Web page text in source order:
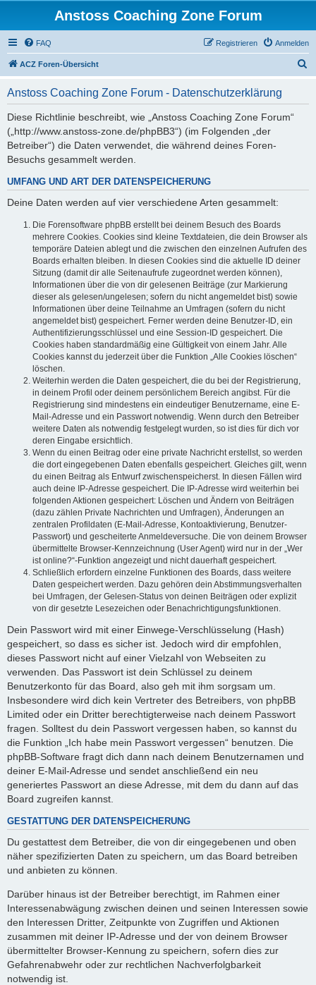
Anstoss Coaching Zone Forum
FAQ Anmelden
Registrieren
ACZ Foren-Übersicht
Anstoss Coaching Zone Forum - Datenschutzerklärung
Diese Richtlinie beschreibt, wie „Anstoss Coaching Zone Forum“
(„http://www.anstoss-zone.de/phpBB3“) (im Folgenden „der
Betreiber“) die Daten verwendet, die während deines Foren-
Besuchs gesammelt werden.
UMFANG UND ART DER DATENSPEICHERUNG
Deine Daten werden auf vier verschiedene Arten gesammelt:
Die Forensoftware phpBB erstellt bei deinem Besuch des Boards
mehrere Cookies. Cookies sind kleine Textdateien, die dein Browser als
temporäre Dateien ablegt und die zwischen den einzelnen Aufrufen des
Boards erhalten bleiben. In diesen Cookies sind die aktuelle ID deiner
Sitzung (damit dir alle Seitenaufrufe zugeordnet werden können),
Informationen über die von dir gelesenen Beiträge (zur Markierung
dieser als gelesen/ungelesen; sofern du nicht angemeldet bist) sowie
Informationen über deine Teilnahme an Umfragen (sofern du nicht
angemeldet bist) gespeichert. Ferner werden deine Benutzer-ID, ein
Authentifizierungsschlüssel und eine Session-ID gespeichert. Die
Cookies haben standardmäßig eine Gültigkeit von einem Jahr. Alle
Cookies kannst du jederzeit über die Funktion „Alle Cookies löschen“
löschen.
Weiterhin werden die Daten gespeichert, die du bei der Registrierung,
in deinem Profil oder deinem persönlichem Bereich angibst. Für die
Registrierung sind mindestens ein eindeutiger Benutzername, eine E-
Mail-Adresse und ein Passwort notwendig. Wenn durch den Betreiber
weitere Daten als notwendig festgelegt wurden, so ist dies für dich vor
deren Eingabe ersichtlich.
Wenn du einen Beitrag oder eine private Nachricht erstellst, so werden
die dort eingegebenen Daten ebenfalls gespeichert. Gleiches gilt, wenn
du einen Beitrag als Entwurf zwischenspeicherst. In diesen Fällen wird
auch deine IP-Adresse gespeichert. Die IP-Adresse wird weiterhin bei
folgenden Aktionen gespeichert: Löschen und Ändern von Beiträgen
(dazu zählen Private Nachrichten und Umfragen), Änderungen an
zentralen Profildaten (E-Mail-Adresse, Kontoaktivierung, Benutzer-
Passwort) und gescheiterte Anmeldeversuche. Die von deinem Browser
übermittelte Browser-Kennzeichnung (User Agent) wird nur in der „Wer
ist online?“-Funktion angezeigt und nicht dauerhaft gespeichert.
Schließlich erfordern einzelne Funktionen des Boards, dass weitere
Daten gespeichert werden. Dazu gehören dein Abstimmungsverhalten
bei Umfragen, der Gelesen-Status von deinen Beiträgen oder explizit
von dir gesetzte Lesezeichen oder Benachrichtigungsfunktionen.
Dein Passwort wird mit einer Einwege-Verschlüsselung (Hash)
gespeichert, so dass es sicher ist. Jedoch wird dir empfohlen,
dieses Passwort nicht auf einer Vielzahl von Webseiten zu
verwenden. Das Passwort ist dein Schlüssel zu deinem
Benutzerkonto für das Board, also geh mit ihm sorgsam um.
Insbesondere wird dich kein Vertreter des Betreibers, von phpBB
Limited oder ein Dritter berechtigterweise nach deinem Passwort
fragen. Solltest du dein Passwort vergessen haben, so kannst du
die Funktion „Ich habe mein Passwort vergessen“ benutzen. Die
phpBB-Software fragt dich dann nach deinem Benutzernamen und
deiner E-Mail-Adresse und sendet anschließend ein neu
generiertes Passwort an diese Adresse, mit dem du dann auf das
Board zugreifen kannst.
GESTATTUNG DER DATENSPEICHERUNG
Du gestattest dem Betreiber, die von dir eingegebenen und oben
näher spezifizierten Daten zu speichern, um das Board betreiben
und anbieten zu können.
Darüber hinaus ist der Betreiber berechtigt, im Rahmen einer
Interessenabwägung zwischen deinen und seinen Interessen sowie
den Interessen Dritter, Zeitpunkte von Zugriffen und Aktionen
zusammen mit deiner IP-Adresse und der von deinem Browser
übermittelter Browser-Kennung zu speichern, sofern dies zur
Gefahrenabwehr oder zur rechtlichen Nachverfolgbarkeit
notwendig ist.